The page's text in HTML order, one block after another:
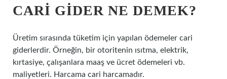
CARI GIDER NE DEMEK?
Üretim sırasında tüketim için yapılan ödemeler cari
giderlerdir. Örneğin, bir otoritenin ısıtma, elektrik,
kırtasiye, çalışanlara maaş ve ücret ödemeleri vb.
maliyetleri. Harcama cari harcamadır.